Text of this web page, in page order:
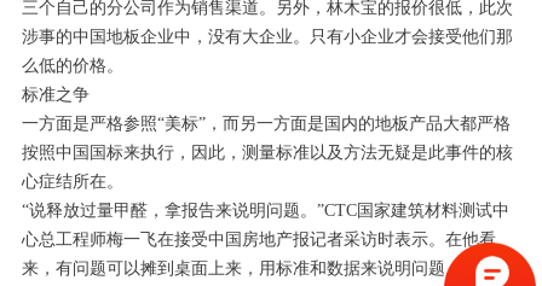
三个自己的分公司作为销售渠道。另外，林木宝的报价很低，此次
涉事的中国地板企业中，没有大企业。只有小企业才会接受他们那
么低的价格。
标准之争
一方面是严格参照“美标”，而另一方面是国内的地板产品大都严格
按照中国国标来执行，因此，测量标准以及方法无疑是此事件的核
心症结所在。
“说释放过量甲醛，拿报告来说明问题。”CTC国家建筑材料测试中
心总工程师梅一飞在接受中国房地产报记者采访时表示。在他看
来，有问题可以摊到桌面上来，用标准和数据来说明问题。